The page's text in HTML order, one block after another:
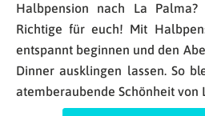
Halbpension nach La
Richtige für euch! Mit
entspannt beginnen und den
Dinner ausklingen lassen. So
atemberaubende Schönheit von